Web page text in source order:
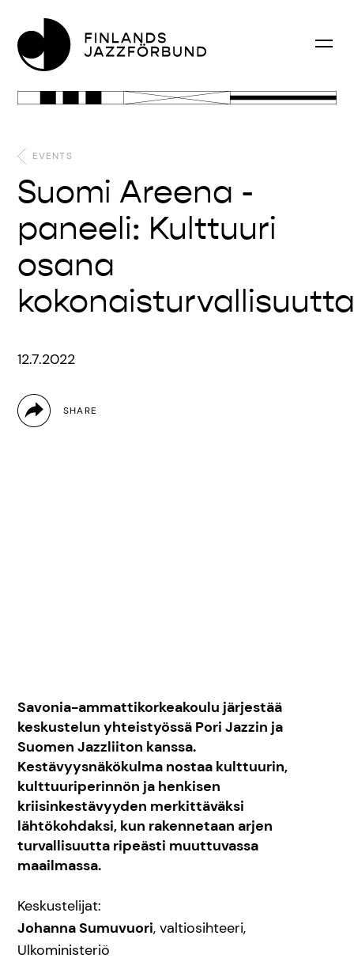
EVENTS
Suomi Areena -
paneeli: Kulttuuri
osana
kokonaisturvallisuutta
12.7.2022
Savonia-ammattikorkeakoulu järjestää
keskustelun yhteistyössä Pori Jazzin ja
Suomen Jazzliiton kanssa.
Kestävyysnäkökulma nostaa kulttuurin,
kulttuuriperinnön ja henkisen
kriisinkestävyyden merkittäväksi
lähtökohdaksi, kun rakennetaan arjen
turvallisuutta ripeästi muuttuvassa
maailmassa.
Keskustelijat:
Johanna Sumuvuori, valtiosihteeri,
Ulkoministeriö